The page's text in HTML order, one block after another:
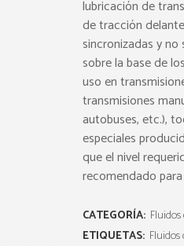
lubricación de
de tracción
sincronizadas y
sobre la base de
uso en
transmisiones
autobuses, etc.),
especiales
que el nivel
recomendado
CATEGORÍA:
ETIQUETAS: